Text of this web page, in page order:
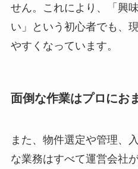
せん。これにより、「興
い」という初心者でも、
やすくなっています。
面倒な作業はプロにお
また、物件選定や管理、
な業務はすべて運営会社